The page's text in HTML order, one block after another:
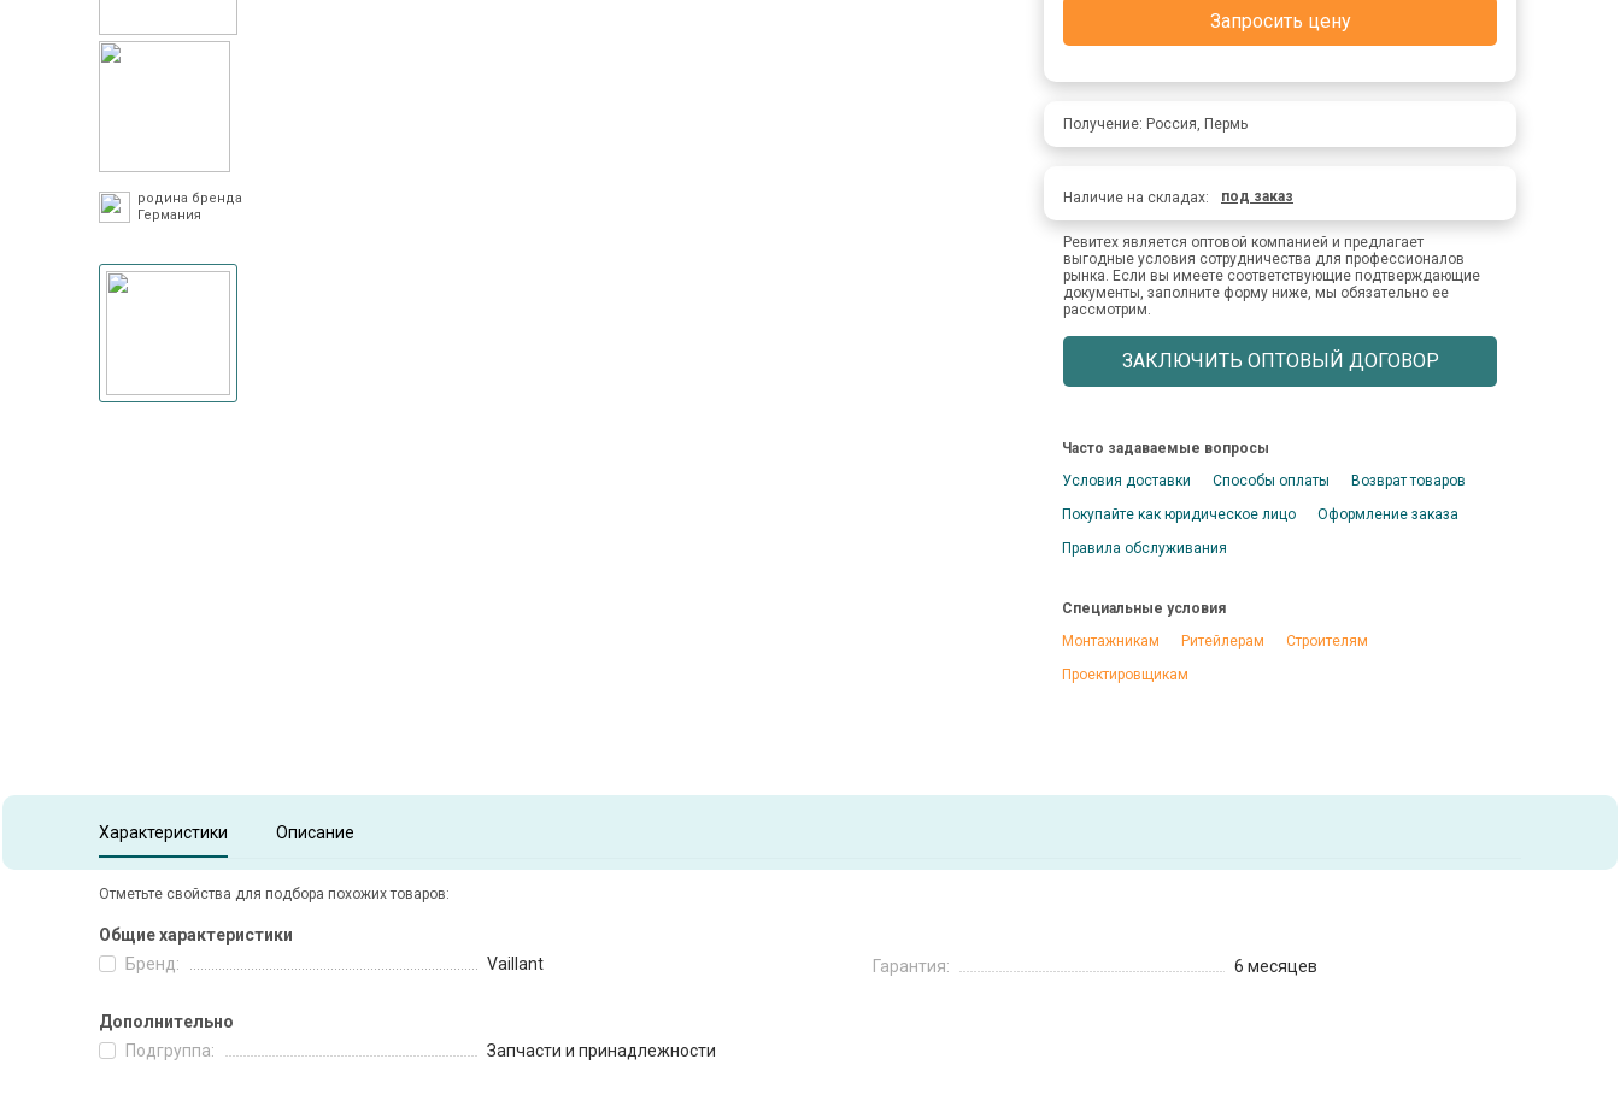
родина бренда
Германия
Запросить цену
Получение: Россия, Пермь
Наличие на складах: под заказ
Ревитех является оптовой компанией и предлагает
выгодные условия сотрудничества для профессионалов
рынка. Если вы имеете соответствующие подтверждающие
документы, заполните форму ниже, мы обязательно ее
рассмотрим.
ЗАКЛЮЧИТЬ ОПТОВЫЙ ДОГОВОР
Часто задаваемые вопросы
Условия доставки
Способы оплаты
Возврат товаров
Покупайте как юридическое лицо
Оформление заказа
Правила обслуживания
Специальные условия
Монтажникам
Ритейлерам
Строителям
Проектировщикам
Характеристики Описание
Отметьте свойства для подбора похожих товаров:
Общие характеристики
Бренд:
Vaillant Гарантия: 6 месяцев
Дополнительно
Подгруппа:
Запчасти и принадлежности